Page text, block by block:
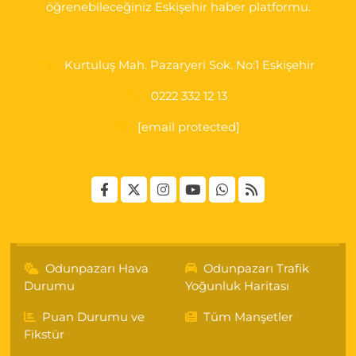
öğrenebileceğiniz Eskişehir haber platformu.
Kurtuluş Mah. Pazaryeri Sok. No:1 Eskişehir
0222 332 12 13
[email protected]
Odunpazarı Hava
Durumu
Odunpazarı Trafik
Yoğunluk Haritası
Puan Durumu ve
Fikstür
Tüm Manşetler